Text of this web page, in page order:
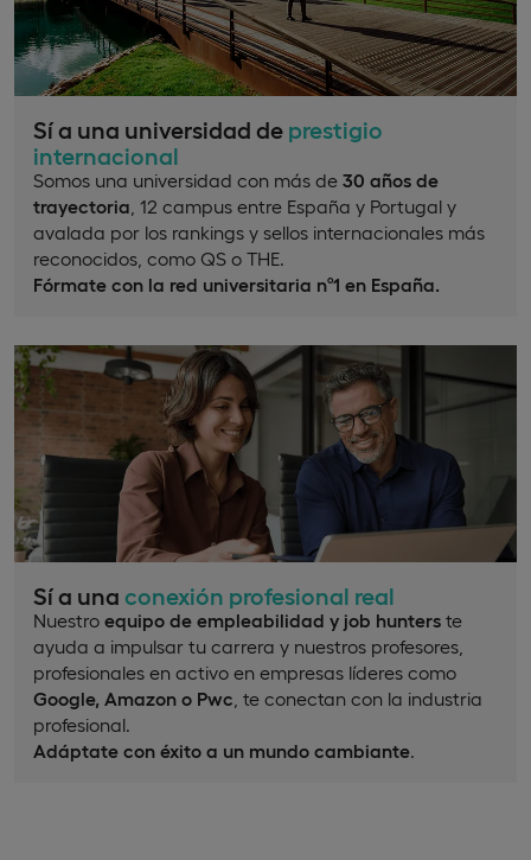
Sí a una universidad de prestigio
internacional
Somos una universidad con más de 30 años de
trayectoria , 12 campus entre España y Portugal y
avalada por los rankings y sellos internacionales más
reconocidos, como QS o THE.
Fórmate con la red universitaria nº1 en España.
Sí a una conexión profesional real
Nuestro equipo de empleabilidad y job hunters te
ayuda a impulsar tu carrera y nuestros profesores,
profesionales en activo en empresas líderes como
Google, Amazon o Pwc , te conectan con la industria
profesional.
Adáptate con éxito a un mundo cambiante.